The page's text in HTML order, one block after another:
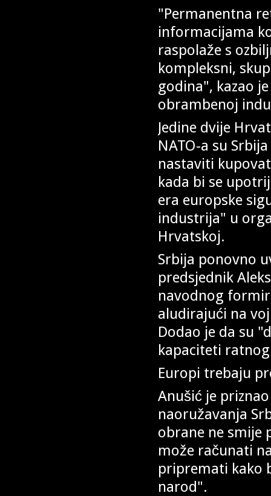
"Permanentna
informacijama
raspolaže s
kompleksni,
godina", kazao
obrambenoj
Jedine dvije
NATO-a su
nastaviti
kada bi se
era europske
industrija" u
Hrvatskoj.
Srbija ponovno
predsjednik
navodnog
aludirajući na
Dodao je da su
kapaciteti
Europi trebaju
Anušić je
naoružavanja
obrane ne smije
može računati
pripremati kako
narod".